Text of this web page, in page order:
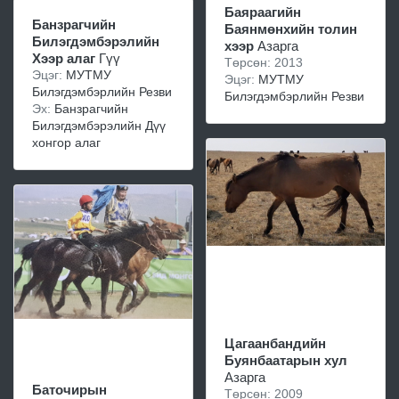
Банзрагчийн
Билэгдэмбэрэлийн
Хээр алаг Гүү
Эцэг: МУТМУ
Билэгдэмбэрлийн Резви
Эх: Банзрагчийн
Билэгдэмбэрэлийн Дүү
хонгор алаг
Баточирын
Баяраагийн
Баянмөнхийн толин
хээр Азарга
Төрсөн: 2013
Эцэг: МУТМУ
Билэгдэмбэрлийн Резви
Цагаанбандийн
Буянбаатарын хул
Азарга
Төрсөн: 2009